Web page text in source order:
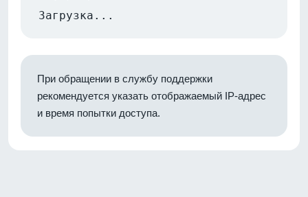
Загрузка...
При обращении в службу поддержки
рекомендуется указать отображаемый IP-адрес
и время попытки доступа.